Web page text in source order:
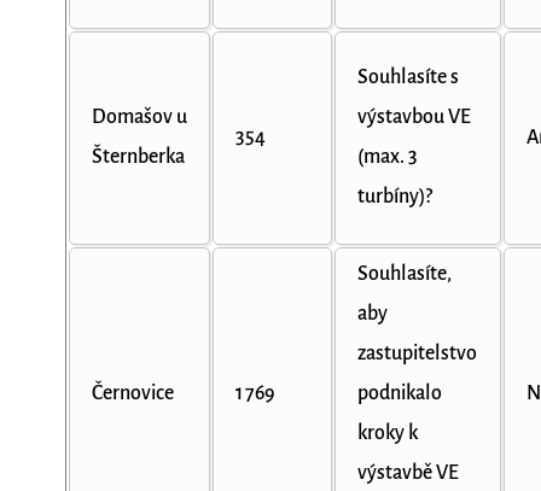
Domašov u
Šternberka
354
Souhlasíte s
výstavbou VE
(max. 3
turbíny)?
Černovice 1 769
Souhlasíte,
aby
zastupitelstvo
podnikalo
kroky k
výstavbě VE